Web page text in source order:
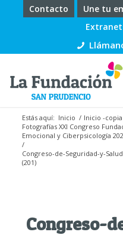
Contacto Une tu
Estás aquí: Inicio / Inicio -copia
Fotografías XXI Congreso
Emocional y Ciberpsicología
/
Congreso-de-Seguridad-y-
(201)
Congreso-